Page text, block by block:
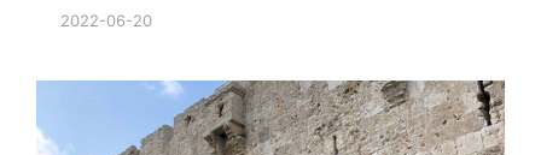
2022-06-20